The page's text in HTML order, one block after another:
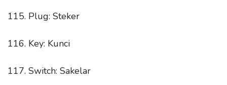
115. Plug: Steker
116. Key: Kunci
117. Switch: Sakelar